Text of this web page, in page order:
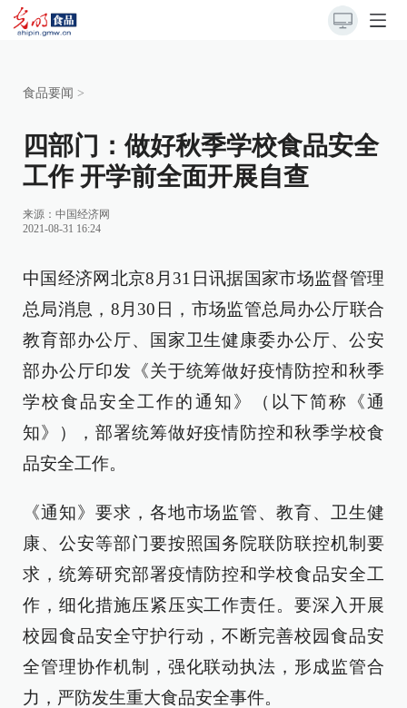
食品要闻 >
四部门：做好秋季学校食品安全
工作 开学前全面开展自查
来源： 中国经济网
2021-08-31 16:24
中国经济网北京8月31日讯据国家市场监督管理
总局消息，8月30日，市场监管总局办公厅联合
教育部办公厅、国家卫生健康委办公厅、公安
部办公厅印发《关于统筹做好疫情防控和秋季
学校食品安全工作的通知》（以下简称《通
知》），部署统筹做好疫情防控和秋季学校食
品安全工作。
《通知》要求，各地市场监管、教育、卫生健
康、公安等部门要按照国务院联防联控机制要
求，统筹研究部署疫情防控和学校食品安全工
作，细化措施压紧压实工作责任。要深入开展
校园食品安全守护行动，不断完善校园食品安
全管理协作机制，强化联动执法，形成监管合
力，严防发生重大食品安全事件。